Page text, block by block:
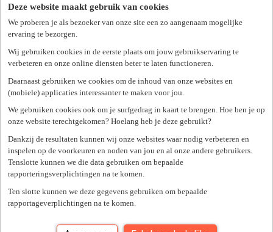
Deze website maakt gebruik van cookies
We proberen je als bezoeker van onze site een zo aangenaam mogelijke
ervaring te bezorgen.
Wij gebruiken cookies in de eerste plaats om jouw gebruikservaring te
verbeteren en onze online diensten beter te laten functioneren.
Daarnaast gebruiken we cookies om de inhoud van onze websites en
(mobiele) applicaties interessanter te maken voor jou.
We gebruiken cookies ook om je surfgedrag in kaart te brengen. Hoe ben je op
onze website terechtgekomen? Hoelang heb je deze gebruikt?
Dankzij de resultaten kunnen wij onze websites waar nodig verbeteren en
inspelen op de voorkeuren en noden van jou en al onze andere gebruikers.
Tenslotte kunnen we die data gebruiken om bepaalde
rapporteringsverplichtingen na te komen.
Ten slotte kunnen we deze gegevens gebruiken om bepaalde
rapportageverplichtingen na te komen.
Zoek op functie, jobtitel, bedrijf,...
Postcode of gemeente
Zoek vacatures
Mijn gekozen filters
Wis alle filters
Opnieuw aanmelden.
Er is een fout opgetreden. Gelieve later opnieuw te proberen.
Sluiten
Je hebt0van0jobs gezien.